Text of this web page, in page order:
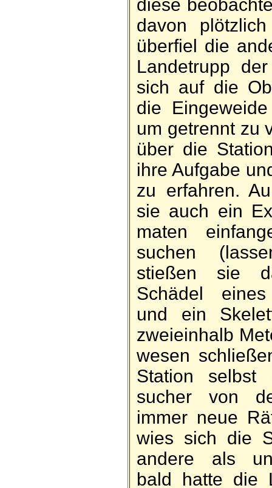
diese
da­von
überfiel die
Lande­trupp
sich auf die
die
um ge­trennt zu
über die
ihre Aufgabe
zu er­fahren.
sie auch ein
maten
suchen
stießen sie
Schädel eines
und ein
zweieinhalb
wesen
Station
sucher von
immer neue
wies sich die
andere als
bald hatte die